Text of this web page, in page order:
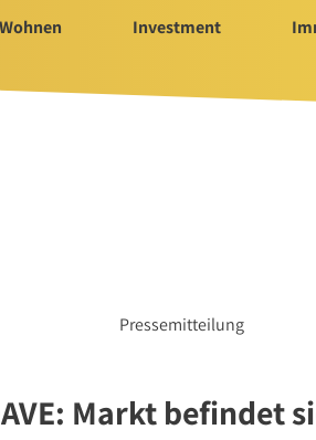
Wohnen Investment
Pressemitteilung
Markt befindet